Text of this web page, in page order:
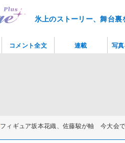
氷上のストーリー、舞台
フィギュア坂本花織、佐藤駿が軸 今大会
コメント全文 連載 写